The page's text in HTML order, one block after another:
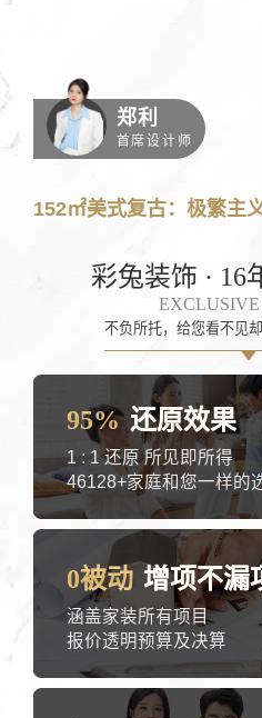
郑利
首席设计师
彩兔装饰 · 16
EXCLUSIVE
不负所托，给您看不见
95% 还原效果
1 : 1 还原 所见即所得
46128+家庭和您一样的
0被动 增项不漏
涵盖家装所有项目
报价透明预算及决算
一房一价
成都近4